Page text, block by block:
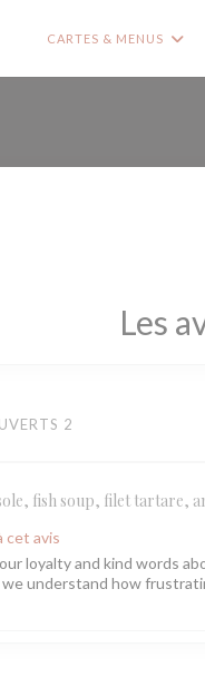
CARTES & MENUS
Les
2
fish soup, filet tartare,
cet avis
loyalty and kind words
we understand how